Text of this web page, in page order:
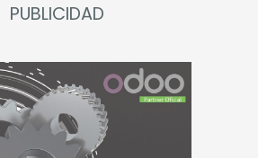
PUBLICIDAD